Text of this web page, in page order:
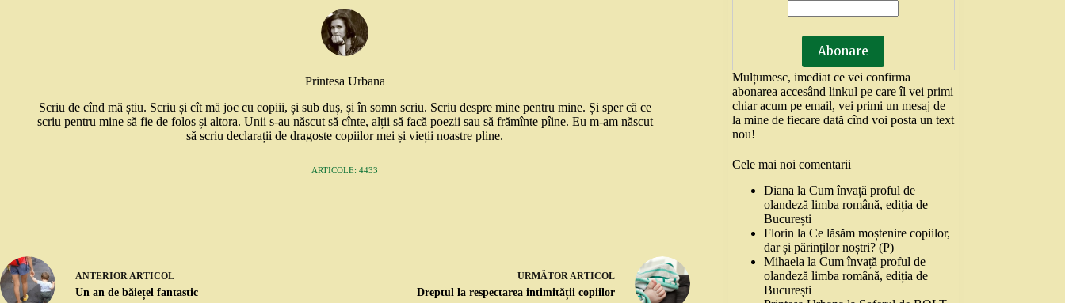
Printesa Urbana
Scriu de cînd mă știu. Scriu și cît mă joc cu copiii, și sub duș, și în somn scriu. Scriu despre mine pentru mine. Și sper că ce
scriu pentru mine să fie de folos și altora. Unii s-au născut să cînte, alții să facă poezii sau să frămînte pîine. Eu m-am născut
să scriu declarații de dragoste copiilor mei și vieții noastre pline.
ARTICOLE: 4433
ANTERIORARTICOL
Un an de băiețel fantastic
URMĂTORARTICOL
Dreptul la respectarea intimității copiilor
Mulțumesc, imediat ce vei confirma
abonarea accesând linkul pe care îl vei primi
chiar acum pe email, vei primi un mesaj de
la mine de fiecare dată cînd voi posta un text
nou!
Cele mai noi comentarii
Diana laCum învață proful de
olandeză limba română, ediția de
București
Florin laCe lăsăm moștenire copiilor,
dar și părinților noștri? (P)
Mihaela laCum învață proful de
olandeză limba română, ediția de
București